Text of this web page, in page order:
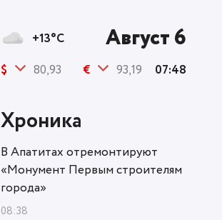
+13°C Август 6
$ 80,93 € 93,19 07:48
Хроника
В Апатитах отремонтируют
«Монумент Первым строителям
города»
08:38